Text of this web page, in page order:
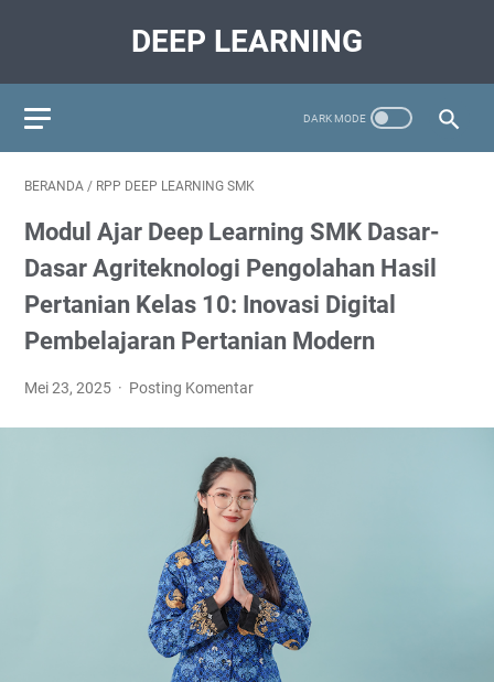
DEEP LEARNING
BERANDA / RPP DEEP LEARNING SMK
Modul Ajar Deep Learning SMK Dasar-
Dasar Agriteknologi Pengolahan Hasil
Pertanian Kelas 10: Inovasi Digital
Pembelajaran Pertanian Modern
Mei 23, 2025 Posting Komentar